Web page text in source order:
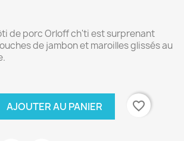
de porc Orloff ch'ti est surprenant
de jambon et maroilles glissés au
AJOUTER AU PANIER favorite_border